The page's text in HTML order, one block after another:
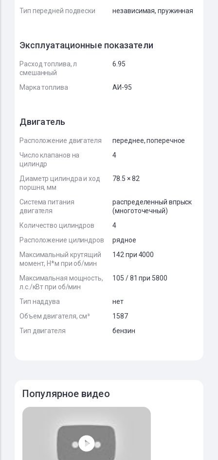
Тип передней подвески независимая, пружинная
Эксплуатационные показатели
Расход топлива, л
смешанный
6.95
Марка топлива АИ-95
Двигатель
Расположение двигателя
переднее, поперечное
Число клапанов на
цилиндр
4
Диаметр цилиндра и ход
поршня, мм
78.5 × 82
Система питания
двигателя
распределенный впрыск
(многоточечный)
Количество цилиндров
4
Расположение цилиндров
рядное
Максимальный крутящий
момент, Н*м при об/мин
142 при 4000
Максимальная мощность,
л.с./кВт при об/мин
105 / 81 при 5800
Тип наддува
нет
Объем двигателя, см³
1587
Тип двигателя
бензин
Популярное видео